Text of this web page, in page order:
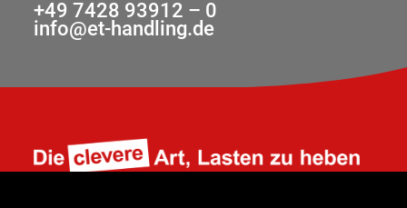
+49 7428 93912 – 0
info@et-handling.de